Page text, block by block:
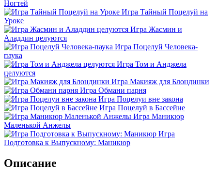
Ногтей
Игра Тайный Поцелуй на
Уроке
Игра Жасмин и
Аладдин целуются
Игра Поцелуй Человека-
паука
Игра Том и Анджела
целуются
Игра Макияж для Блондинки
Игра Обмани парня
Игра Поцелуи вне закона
Игра Поцелуй в Бассейне
Игра Маникюр
Маленькой Анжелы
Игра
Подготовка к Выпускному: Маникюр
Описание